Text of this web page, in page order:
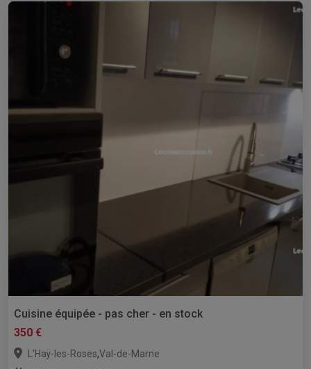
Cuisine équipée - pas cher - en stock
350 €
L'Haÿ-les-Roses,Val-de-Marne